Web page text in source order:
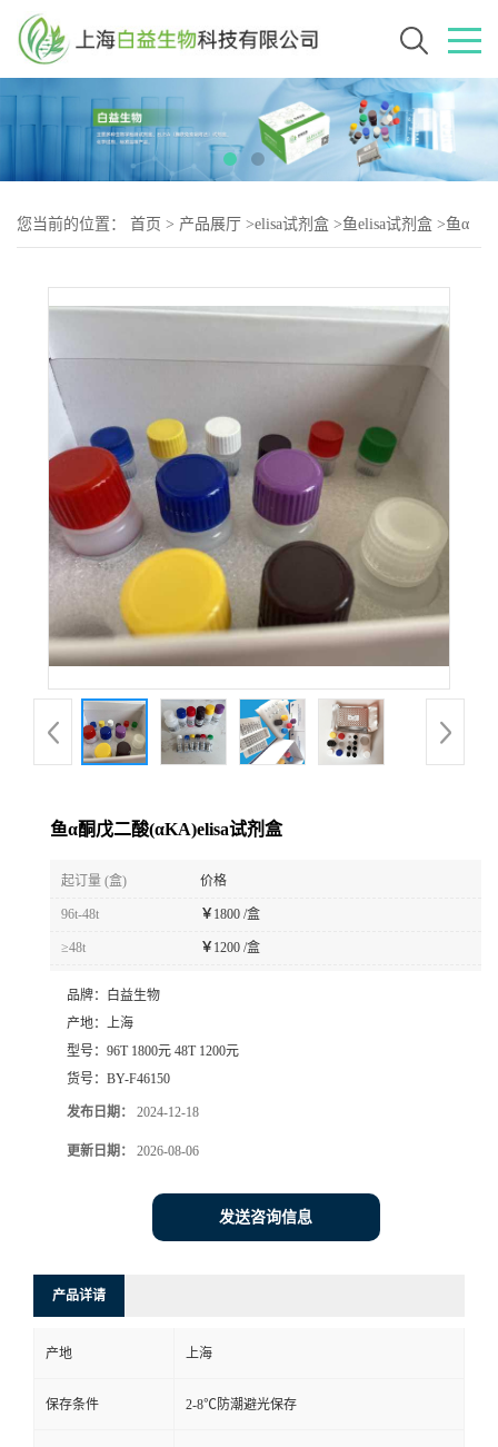
您当前的位置： 首页 > 产品展厅 >elisa试剂盒 >鱼elisa试剂盒 >鱼α
鱼α酮戊二酸(αKA)elisa试剂盒
起订量 (盒) 价格
96t-48t ￥ 1800 /盒
≥48t ￥ 1200 /盒
品牌：
白益生物
产地： 上海
型号： 96T 1800元 48T 1200元
货号： BY-F46150
发布日期： 2024-12-18
更新日期： 2026-08-06
发送咨询信息
产品详请
产地 上海
保存条件 2-8℃防潮避光保存